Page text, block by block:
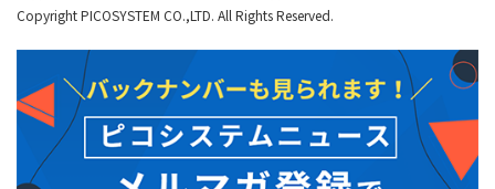
Copyright PICOSYSTEM CO.,LTD. All Rights Reserved.